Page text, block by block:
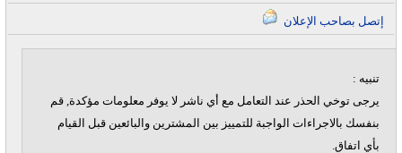
تنبيه :
يرجى توخي الحذر عند التعامل مع أي ناشر لا يوفر معلومات مؤكدة, قم
بنفسك بالاجراءات الواجبة للتمييز بين المشترين والبائعين قبل القيام
بأي اتفاق.